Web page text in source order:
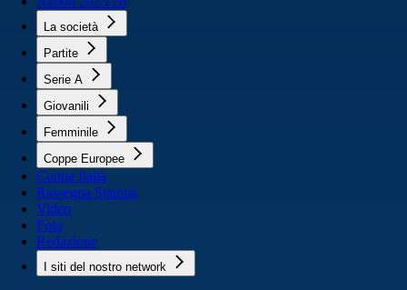
La società
Partite
Serie A
Giovanili
Femminile
Coppe Europee
Coppa Italia
Rassegna Stampa
Video
Foto
Redazione
I siti del nostro network